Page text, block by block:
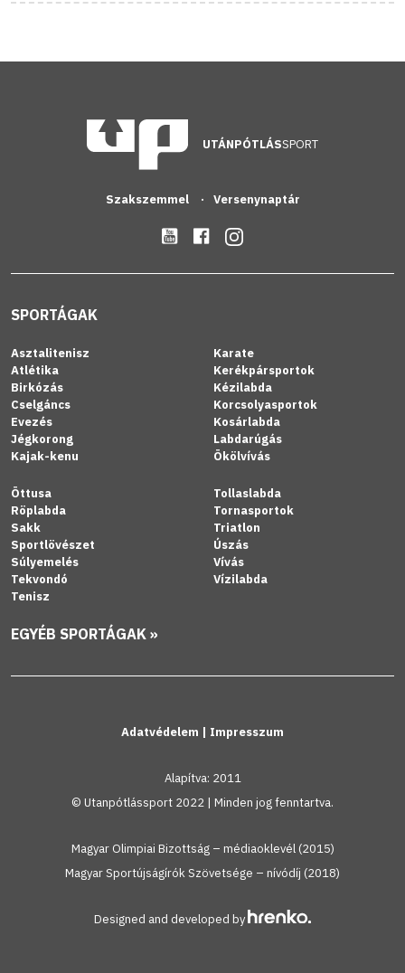
UTÁNPÓTLÁSSPORT
Szakszemmel Versenynaptár
SPORTÁGAK
Asztalitenisz
Atlétika
Birkózás
Cselgáncs
Evezés
Jégkorong
Kajak-kenu
Karate
Kerékpársportok
Kézilabda
Korcsolyasportok
Kosárlabda
Labdarúgás
Ökölvívás
Öttusa
Röplabda
Sakk
Sportlövészet
Súlyemelés
Tekvondó
Tenisz
Tollaslabda
Tornasportok
Triatlon
Úszás
Vívás
Vízilabda
EGYÉB SPORTÁGAK »
Adatvédelem | Impresszum
Alapítva: 2011
© Utanpótlássport 2022 | Minden jog fenntartva.
Magyar Olimpiai Bizottság – médiaoklevél (2015)
Magyar Sportújságírók Szövetsége – nívódíj (2018)
Designed and developed by